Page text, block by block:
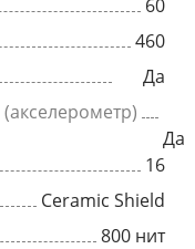
60
460
Да
Да
16
Ceramic Shield
800 нит